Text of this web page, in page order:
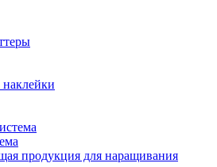
продукция для наращивания